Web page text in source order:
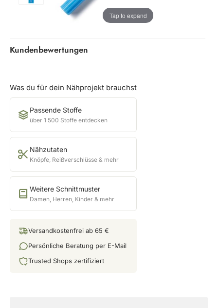
Tap to expand
Kundenbewertungen
Was du für dein Nähprojekt brauchst
Passende Stoffe
über 1 500 Stoffe entdecken
Nähzutaten
Knöpfe, Reißverschlüsse & mehr
Weitere Schnittmuster
Damen, Herren, Kinder & mehr
Versandkostenfrei ab 65 €
Persönliche Beratung per E-Mail
Trusted Shops zertifiziert